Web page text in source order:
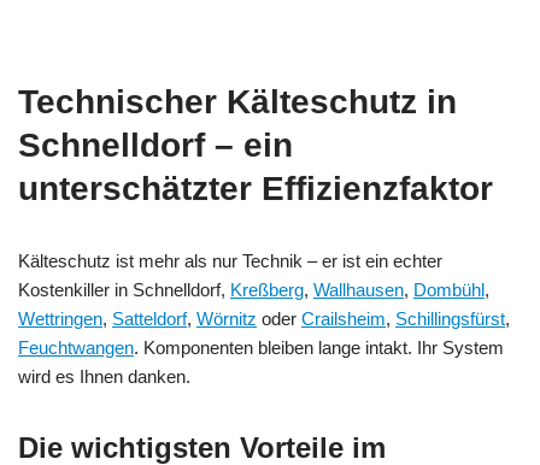
Technischer Kälteschutz in
Schnelldorf – ein
unterschätzter Effizienzfaktor
Kälteschutz ist mehr als nur Technik – er ist ein echter
Kostenkiller in Schnelldorf, Kreßberg, Wallhausen, Dombühl,
Wettringen, Satteldorf, Wörnitz oder Crailsheim, Schillingsfürst,
Feuchtwangen. Komponenten bleiben lange intakt. Ihr System
wird es Ihnen danken.
Die wichtigsten Vorteile im